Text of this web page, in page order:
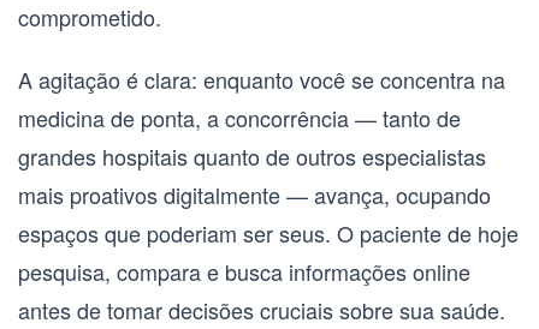
comprometido.
A agitação é clara: enquanto você se concentra na
medicina de ponta, a concorrência — tanto de
grandes hospitais quanto de outros especialistas
mais proativos digitalmente — avança, ocupando
espaços que poderiam ser seus. O paciente de hoje
pesquisa, compara e busca informações online
antes de tomar decisões cruciais sobre sua saúde.